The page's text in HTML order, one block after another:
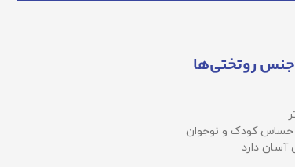
جنس روتختی‌ها
حساس کودک و نوجوان
دارد